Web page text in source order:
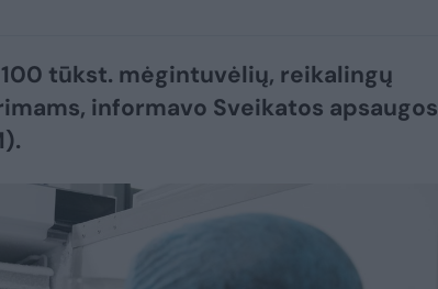
tūkst. mėgintuvėlių, reikalingų
informavo Sveikatos apsaugos